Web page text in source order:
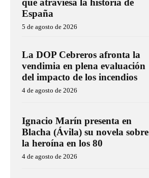
que atraviesa la historia de
España
5 de agosto de 2026
La DOP Cebreros afronta la
vendimia en plena evaluación
del impacto de los incendios
4 de agosto de 2026
Ignacio Marín presenta en
Blacha (Ávila) su novela sobre
la heroína en los 80
4 de agosto de 2026